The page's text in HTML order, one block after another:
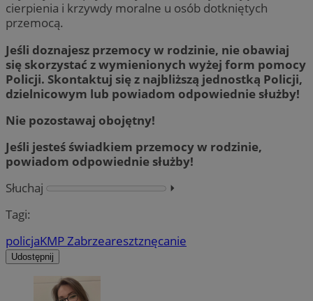
cierpienia i krzywdy moralne u osób dotkniętych
przemocą.
Jeśli doznajesz przemocy w rodzinie, nie obawiaj
się skorzystać z wymienionych wyżej form pomocy
Policji. Skontaktuj się z najbliższą jednostką Policji,
dzielnicowym lub powiadom odpowiednie służby!
Nie pozostawaj obojętny!
Jeśli jesteś świadkiem przemocy w rodzinie,
powiadom odpowiednie służby!
Słuchaj
⏵︎
Tagi:
policjaKMP Zabrzearesztznęcanie
Udostępnij